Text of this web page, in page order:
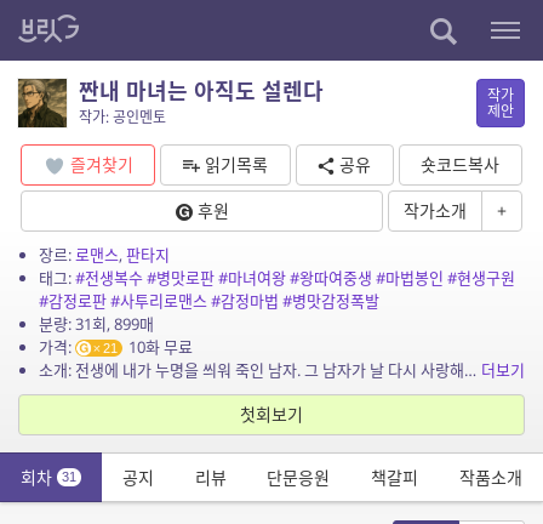
짠내 마녀는 아직도 설렌다
작가: 공인멘토
작가
제안
즐겨찾기 읽기목록 공유
숏코드복사
후원
작가소개 +
장르:로맨스,판타지
태그:#전생복수#병맛로판#마녀여왕#왕따여중생 #마법봉인 #현생구원
#감정로판#사투리로맨스#감정마법 #병맛감정폭발
분량: 31회, 899매
가격:
21
10화 무료
소개: 전생에 내가 누명을 씌워 죽인 남자. 그 남자가 날 다시 사랑해야만 나는 원래 세계로 돌아갈 수 있다. 마녀 여왕, 급식받는 하녀 되다?! 세계를 유혹하던 마녀 르샤벨. 감정 없이... 더보기
첫회보기
회차 31 공지 리뷰 단문응원 책갈피 작품소개